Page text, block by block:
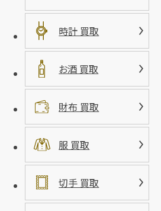
時計 買取
お酒 買取
財布 買取
服 買取
切手 買取